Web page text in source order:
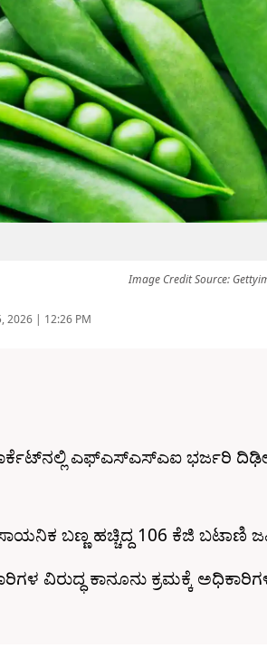
Image Credit Source:
2026 | 12:26 PM
ಎಫ್‌ಎಸ್‌ಎಸ್‌ಎಐ ಭರ್ಜರಿ
ಬಣ್ಣ ಹಚ್ಚಿದ್ದ 106 ಕೆಜಿ ಬಟಾಣಿ
ವಿರುದ್ಧ ಕಾನೂನು ಕ್ರಮಕ್ಕೆ